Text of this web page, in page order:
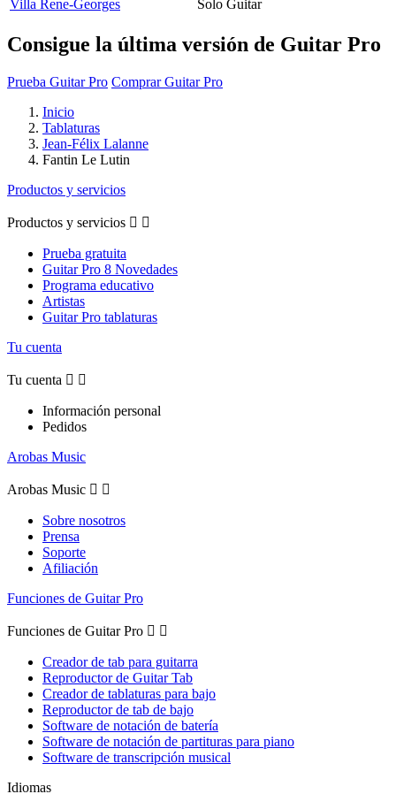
Villa Rene-Georges
Solo Guitar
Consigue la última versión de Guitar Pro
Prueba Guitar Pro Comprar Guitar Pro
Inicio
Tablaturas
Jean-Félix Lalanne
Fantin Le Lutin
Productos y servicios
Productos y servicios  
Prueba gratuita
Guitar Pro 8 Novedades
Programa educativo
Artistas
Guitar Pro tablaturas
Tu cuenta
Tu cuenta  
Información personal
Pedidos
Arobas Music
Arobas Music  
Sobre nosotros
Prensa
Soporte
Afiliación
Funciones de Guitar Pro
Funciones de Guitar Pro  
Creador de tab para guitarra
Reproductor de Guitar Tab
Creador de tablaturas para bajo
Reproductor de tab de bajo
Software de notación de batería
Software de notación de partituras para piano
Software de transcripción musical
Idiomas